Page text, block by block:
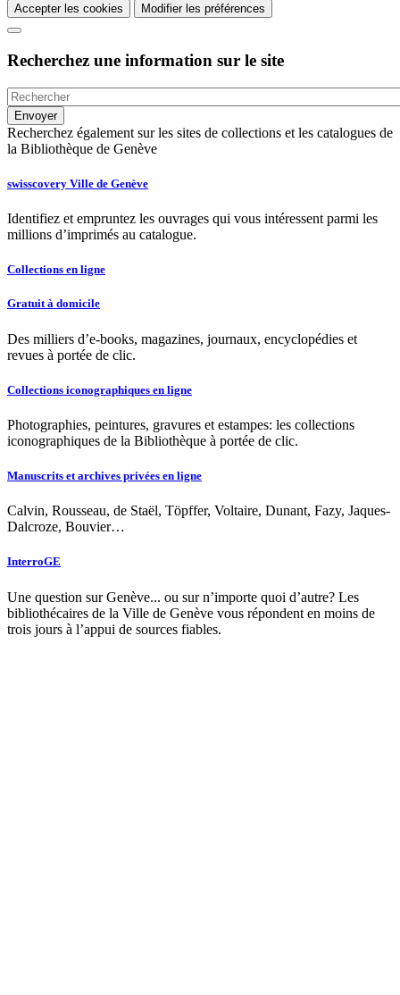
Accepter les cookies Modifier les préférences
Recherchez une information sur le site
Recherchez également sur les sites de collections et les catalogues de
la Bibliothèque de Genève
swisscovery Ville de Genève
Identifiez et empruntez les ouvrages qui vous intéressent parmi les
millions d’imprimés au catalogue.
Collections en ligne
Gratuit à domicile
Des milliers d’e-books, magazines, journaux, encyclopédies et
revues à portée de clic.
Collections iconographiques en ligne
Photographies, peintures, gravures et estampes: les collections
iconographiques de la Bibliothèque à portée de clic.
Manuscrits et archives privées en ligne
Calvin, Rousseau, de Staël, Töpffer, Voltaire, Dunant, Fazy, Jaques-
Dalcroze, Bouvier…
InterroGE
Une question sur Genève... ou sur n’importe quoi d’autre? Les
bibliothécaires de la Ville de Genève vous répondent en moins de
trois jours à l’appui de sources fiables.